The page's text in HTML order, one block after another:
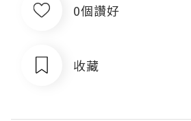
0個讚好
收藏